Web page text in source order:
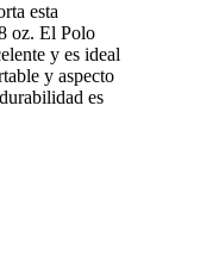
esta
oz. El Polo
y es ideal
y aspecto
es